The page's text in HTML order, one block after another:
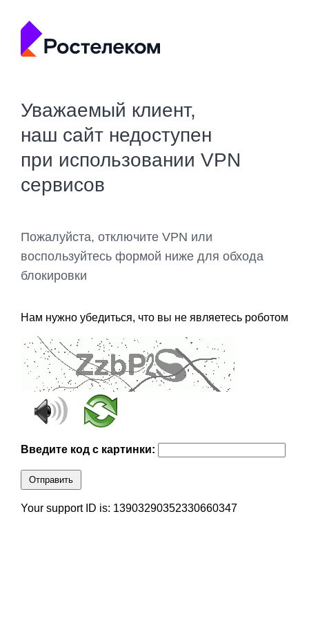
Уважаемый клиент,
наш сайт недоступен
при использовании VPN
сервисов
Пожалуйста, отключите VPN или
воспользуйтесь формой ниже для обхода
блокировки
Нам нужно убедиться, что вы не являетесь роботом
Введите код с картинки:
Отправить
Your support ID is: 13903290352330660347